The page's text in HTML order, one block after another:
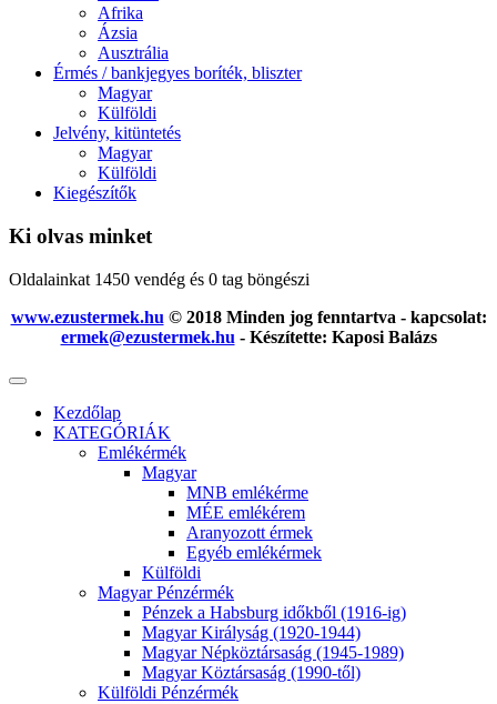
Afrika
Ázsia
Ausztrália
Érmés / bankjegyes boríték, bliszter
Magyar
Külföldi
Jelvény, kitüntetés
Magyar
Külföldi
Kiegészítők
Ki olvas minket
Oldalainkat 1450 vendég és 0 tag böngészi
www.ezustermek.hu © 2018 Minden jog fenntartva - kapcsolat:
ermek@ezustermek.hu - Készítette: Kaposi Balázs
Kezdőlap
KATEGÓRIÁK
Emlékérmék
Magyar
MNB emlékérme
MÉE emlékérem
Aranyozott érmek
Egyéb emlékérmek
Külföldi
Magyar Pénzérmék
Pénzek a Habsburg időkből (1916-ig)
Magyar Királyság (1920-1944)
Magyar Népköztársaság (1945-1989)
Magyar Köztársaság (1990-től)
Külföldi Pénzérmék